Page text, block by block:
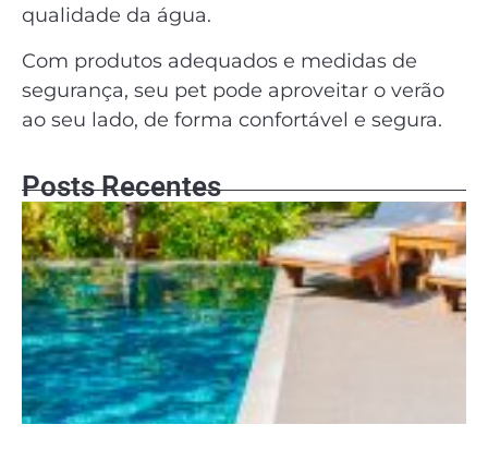
qualidade da água.
Com produtos adequados e medidas de
segurança, seu pet pode aproveitar o verão
ao seu lado, de forma confortável e segura.
Posts Recentes